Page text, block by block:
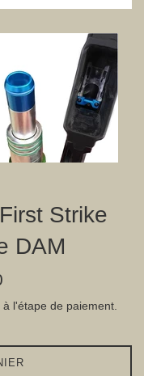
Strike
DAM
l'étape de paiement.